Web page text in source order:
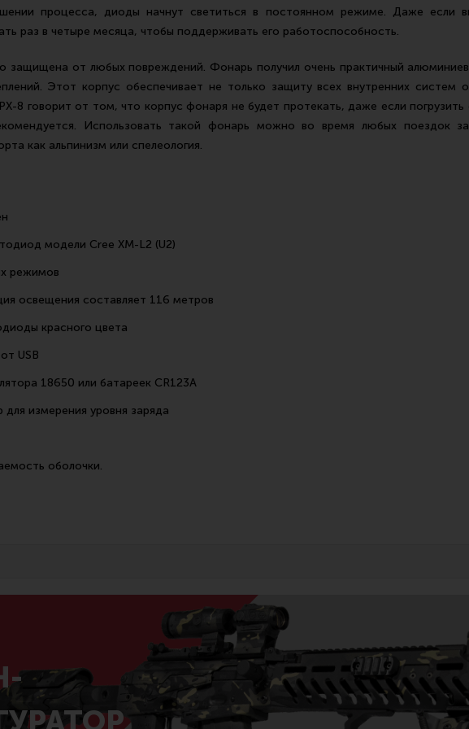
процесса, диоды начнут светиться в постоянном режиме. Даже если
раз в четыре месяца, чтобы поддерживать его работоспособность.
защищена от любых повреждений. Фонарь получил очень практичный
Этот корпус обеспечивает не только защиту всех внутренних
8 говорит от том, что корпус фонаря не будет протекать, даже если
Использовать такой фонарь можно во время любых поездок
как альпинизм или спелеология.
модели Cree XM-L2 (U2)
режимов
освещения составляет 116 метров
красного цвета
USB
18650 или батареек CR123A
измерения уровня заряда
оболочки.